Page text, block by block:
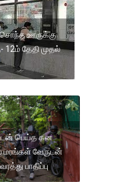
ஊருக்கு
தேதி முதல்
பெய்த கன
மரங்கள் வேருடன்
பாதிப்பு